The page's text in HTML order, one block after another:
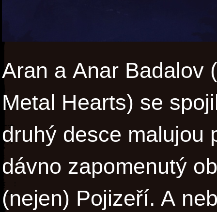
Aran a Anar Badalov
Metal Hearts) se
druhý desce malujou
dávno zapomenutý
(nejen) Pojizeří. A